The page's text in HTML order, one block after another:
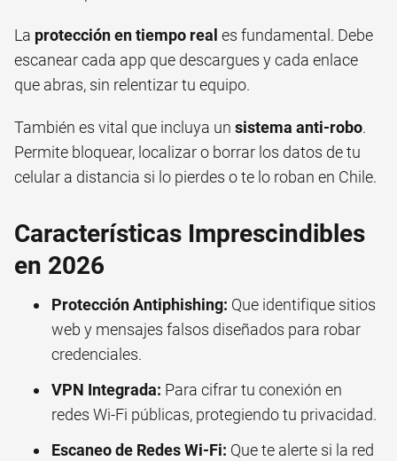
La protección en tiempo real es fundamental. Debe
escanear cada app que descargues y cada enlace
que abras, sin relentizar tu equipo.
También es vital que incluya un sistema anti-robo.
Permite bloquear, localizar o borrar los datos de tu
celular a distancia si lo pierdes o te lo roban en Chile.
Características Imprescindibles
en 2026
Protección Antiphishing: Que identifique sitios
web y mensajes falsos diseñados para robar
credenciales.
VPN Integrada: Para cifrar tu conexión en
redes Wi-Fi públicas, protegiendo tu privacidad.
Escaneo de Redes Wi-Fi: Que te alerte si la red